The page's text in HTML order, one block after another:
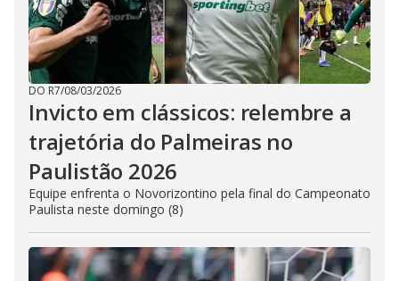
DO R7/08/03/2026
Invicto em clássicos: relembre a
trajetória do Palmeiras no
Paulistão 2026
Equipe enfrenta o Novorizontino pela final do Campeonato
Paulista neste domingo (8)